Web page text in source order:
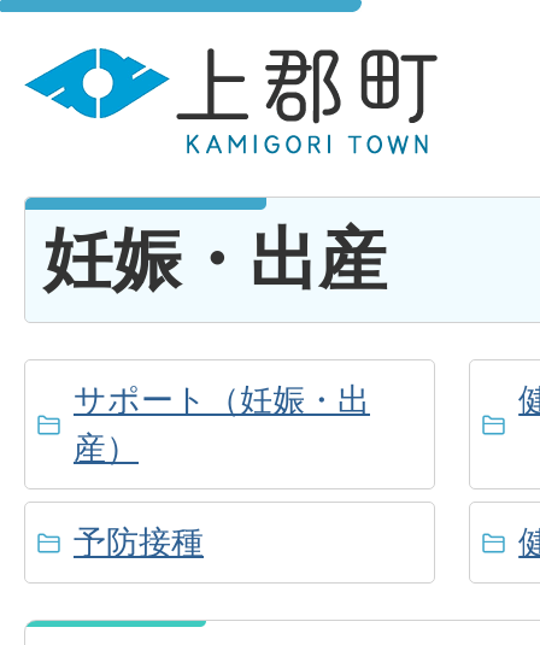
妊娠・出産
サポート（妊娠・出
産）
予防接種